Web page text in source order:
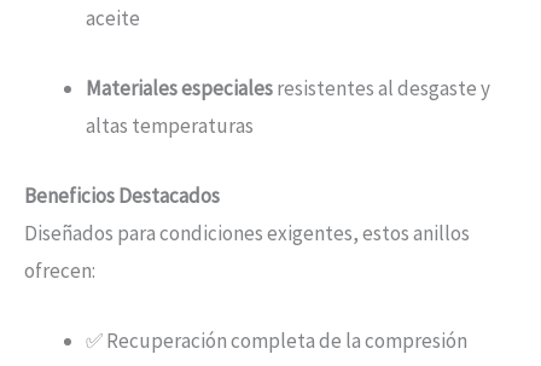
aceite
Materiales especialesresistentes al desgaste y
altas temperaturas
Beneficios Destacados
Diseñados para condiciones exigentes, estos anillos
ofrecen:
✅ Recuperación completa de la compresión